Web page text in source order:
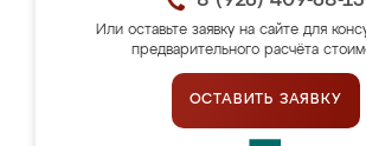
Или оставьте заявку на сайте для
предварительного расчёта
ОСТАВИТЬ ЗАЯВКУ